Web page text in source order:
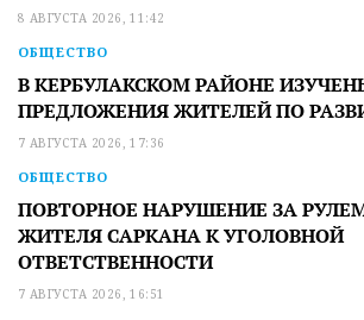
8 АВГУСТА 2026, 11:42
ОБЩЕСТВО
В КЕРБУЛАКСКОМ РАЙОНЕ
ПРЕДЛОЖЕНИЯ ЖИТЕЛЕЙ ПО
7 АВГУСТА 2026, 17:36
ОБЩЕСТВО
ПОВТОРНОЕ НАРУШЕНИЕ ЗА
ЖИТЕЛЯ САРКАНА К УГОЛОВНОЙ
ОТВЕТСТВЕННОСТИ
7 АВГУСТА 2026, 16:51